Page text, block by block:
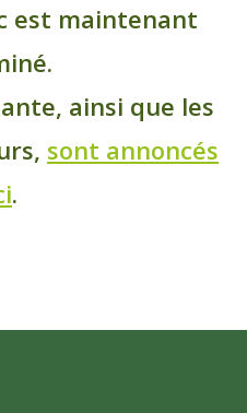
est maintenant
ainsi que les
sont annoncés
.